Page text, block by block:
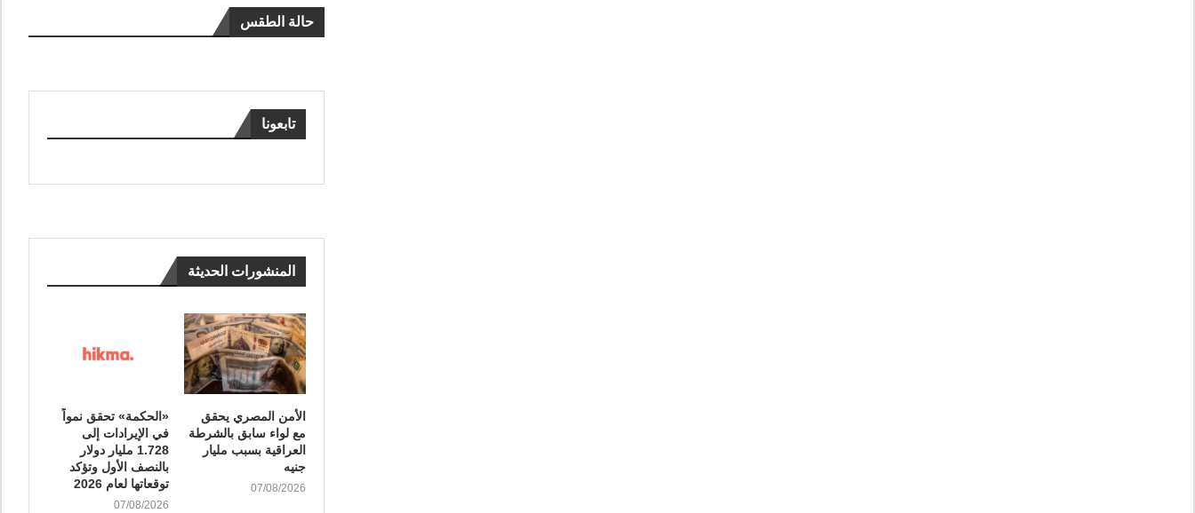
حالة الطقس
تابعونا
المنشورات الحديثة
الأمن المصري يحقق
مع لواء سابق بالشرطة
العراقية بسبب مليار
جنيه
07/08/2026
«الحكمة» تحقق نمواً
في الإيرادات إلى
1.728 مليار دولار
بالنصف الأول وتؤكد
توقعاتها لعام 2026
07/08/2026